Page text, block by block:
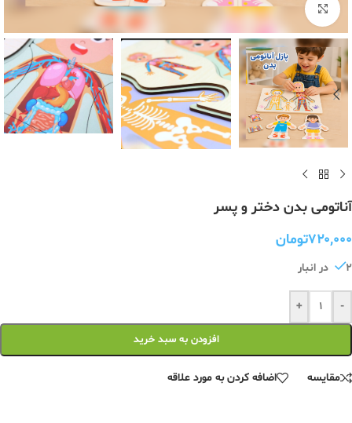
برای بزرگنمایی کلیک کنید
آناتومی بدن دختر و پسر
۷۲۰,۰۰۰تومان
2 در انبار
-
+
افزودن به سبد خرید
مقایسه اضافه کردن به مورد علاقه